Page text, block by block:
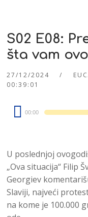
S02 E08:
šta vam
27/12/2024
00:39:01
Audio
Player
00:00
U poslednjoj
„Ova situacija“ Filip
Georgiev
Slaviji, najveći
na kome je 100.000